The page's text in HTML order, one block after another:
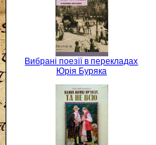
Вибрані поезії в перекладах
Юрія Буряка